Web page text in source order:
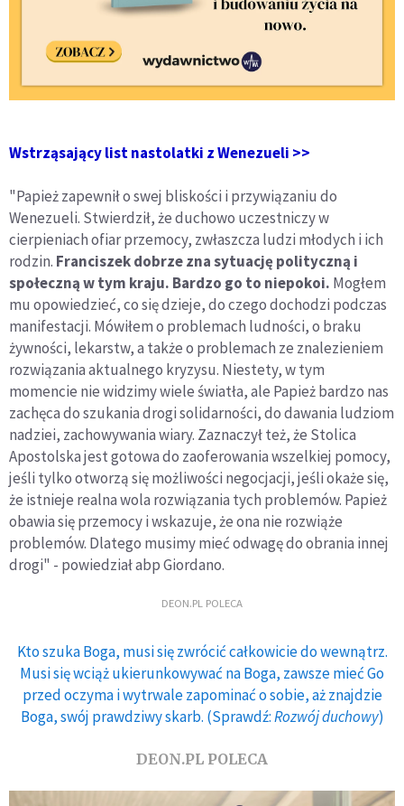
Wstrząsający list nastolatki z Wenezueli >>
"Papież zapewnił o swej bliskości i przywiązaniu do
Wenezueli. Stwierdził, że duchowo uczestniczy w
cierpieniach ofiar przemocy, zwłaszcza ludzi młodych i ich
rodzin. Franciszek dobrze zna sytuację polityczną i
społeczną w tym kraju. Bardzo go to niepokoi. Mogłem
mu opowiedzieć, co się dzieje, do czego dochodzi podczas
manifestacji. Mówiłem o problemach ludności, o braku
żywności, lekarstw, a także o problemach ze znalezieniem
rozwiązania aktualnego kryzysu. Niestety, w tym
momencie nie widzimy wiele światła, ale Papież bardzo nas
zachęca do szukania drogi solidarności, do dawania ludziom
nadziei, zachowywania wiary. Zaznaczył też, że Stolica
Apostolska jest gotowa do zaoferowania wszelkiej pomocy,
jeśli tylko otworzą się możliwości negocjacji, jeśli okaże się,
że istnieje realna wola rozwiązania tych problemów. Papież
obawia się przemocy i wskazuje, że ona nie rozwiąże
problemów. Dlatego musimy mieć odwagę do obrania innej
drogi" - powiedział abp Giordano.
DEON.PL POLECA
Kto szuka Boga, musi się zwrócić całkowicie do wewnątrz.
Musi się wciąż ukierunkowywać na Boga, zawsze mieć Go
przed oczyma i wytrwale zapominać o sobie, aż znajdzie
Boga, swój prawdziwy skarb. (Sprawdź:Rozwój duchowy)
DEON.PL POLECA